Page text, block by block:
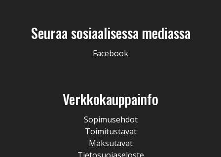
Seuraa sosiaalisessa mediassa
Facebook
Verkkokauppainfo
Sopimusehdot
Toimitustavat
Maksutavat